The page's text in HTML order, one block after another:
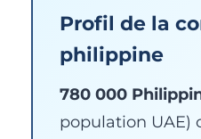
Profil de la
philippine
780 000
population UAE)